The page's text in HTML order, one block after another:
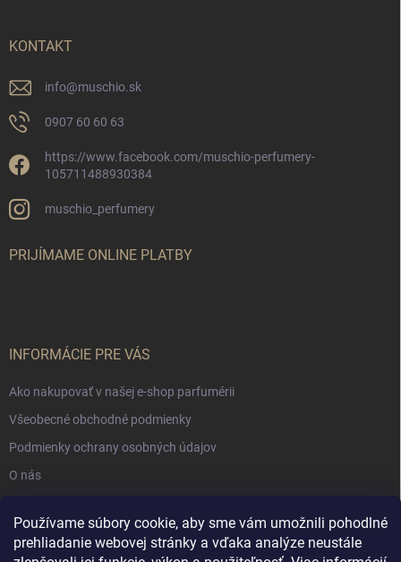
Používame súbory cookie, aby sme vám umožnili pohodlné
prehliadanie webovej stránky a vďaka analýze neustále
KONTAKT
info@muschio.sk
0907 60 60 63
https://www.facebook.com/muschio-perfumery-
105711488930384
muschio_perfumery
PRIJÍMAME ONLINE PLATBY
INFORMÁCIE PRE VÁS
Ako nakupovať v našej e-shop parfumérii
Všeobecné obchodné podmienky
Podmienky ochrany osobných údajov
O nás
NÁKUPNÝ KOŠÍK